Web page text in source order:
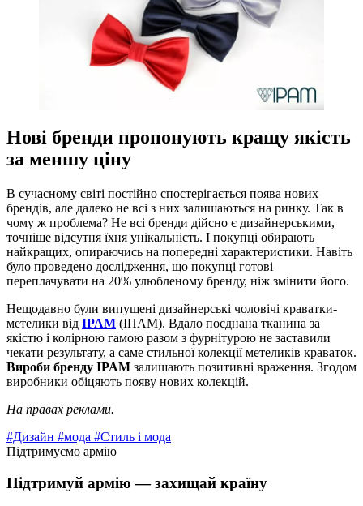
Нові бренди пропонують кращу якість
за меншу ціну
В сучасному світі постійно спостерігається поява нових
брендів, але далеко не всі з них залишаються на ринку. Так в
чому ж проблема? Не всі бренди дійсно є дизайнерськими,
точніше відсутня їхня унікальність. І покупці обирають
найкращих, опираючись на попередні характеристики. Навіть
було проведено дослідження, що покупці готові
переплачувати на 20% улюбленому бренду, ніж змінити його.
Нещодавно були випущені дизайнерські чоловічі краватки-
метелики від IPAM (ІПАМ). Вдало поєднана тканина за
якістю і колірною гамою разом з фурнітурою не заставили
чекати результату, а саме стильної колекції метеликів краваток.
Вироби бренду IPAM залишають позитивні враження. Згодом
виробники обіцяють появу нових колекцій.
На правах реклами.
#Дизайн #мода #Стиль і мода
Підтримуємо армію
Підтримуй армію — захищай країну